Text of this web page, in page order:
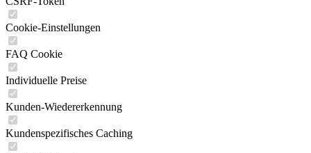
Cookie-Einstellungen
FAQ Cookie
Individuelle Preise
Kunden-Wiedererkennung
Kundenspezifisches Caching